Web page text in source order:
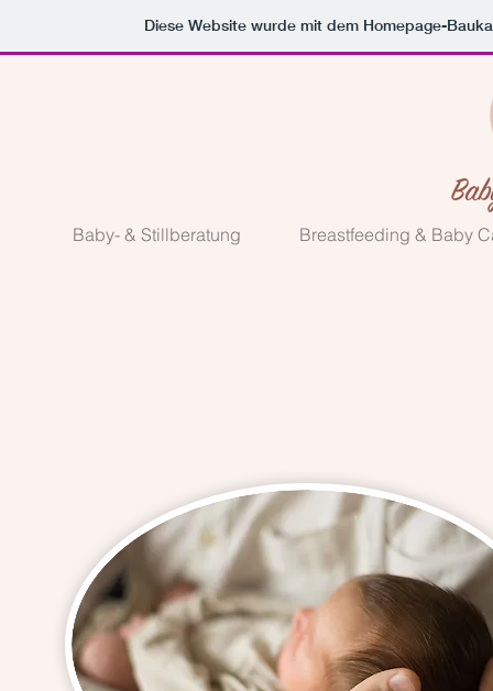
Diese Website wurde mit dem Homepage-
Baby- & Stillberatung Breastfeeding & Baby